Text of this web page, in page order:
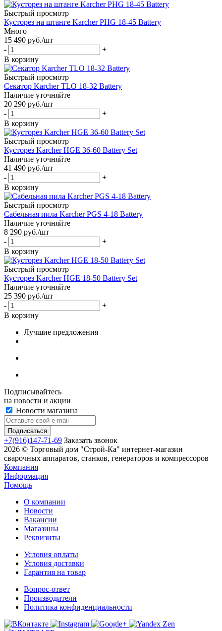
Быстрый просмотр
Кусторез на штанге Karcher PHG 18-45 Battery
Много
15 490 руб./шт
-
+
В корзину
Быстрый просмотр
Секатор Karcher TLO 18-32 Battery
Наличие уточняйте
20 290 руб./шт
-
+
В корзину
Быстрый просмотр
Кусторез Karcher HGE 36-60 Battery Set
Наличие уточняйте
41 490 руб./шт
-
+
В корзину
Быстрый просмотр
Сабельная пила Karcher PGS 4-18 Battery
Наличие уточняйте
8 290 руб./шт
-
+
В корзину
Быстрый просмотр
Кусторез Karcher HGE 18-50 Battery Set
Наличие уточняйте
25 390 руб./шт
-
+
В корзину
Лучшие предложения
Подписывайтесь
на новости и акции
Новости магазина
+7(916)147-71-69 Заказать звонок
2026 © Торговый дом "Строй-Ка" интернет-магазин
сварочных аппаратов, станков, генераторов и компрессоров
Компания
Информация
Помощь
О компании
Новости
Вакансии
Магазины
Реквизиты
Условия оплаты
Условия доставки
Гарантия на товар
Вопрос-ответ
Производители
Политика конфиденциальности